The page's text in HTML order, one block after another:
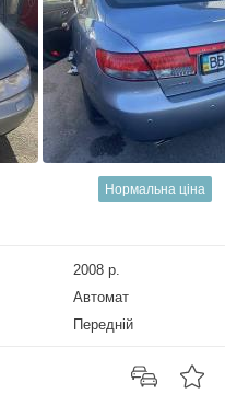
Нормальна ціна
2008 р.
Автомат
Передній